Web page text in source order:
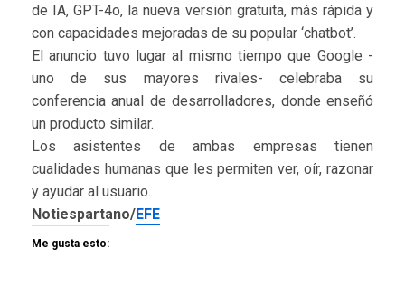
de IA, GPT-4o, la nueva versión gratuita, más rápida y
con capacidades mejoradas de su popular ‘chatbot’.
El anuncio tuvo lugar al mismo tiempo que Google -
uno de sus mayores rivales- celebraba su
conferencia anual de desarrolladores, donde enseñó
un producto similar.
Los asistentes de ambas empresas tienen
cualidades humanas que les permiten ver, oír, razonar
y ayudar al usuario.
Notiespartano/EFE
Me gusta esto: